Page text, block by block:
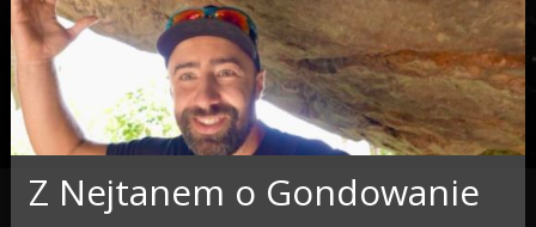
Z Nejtanem o Gondowanie